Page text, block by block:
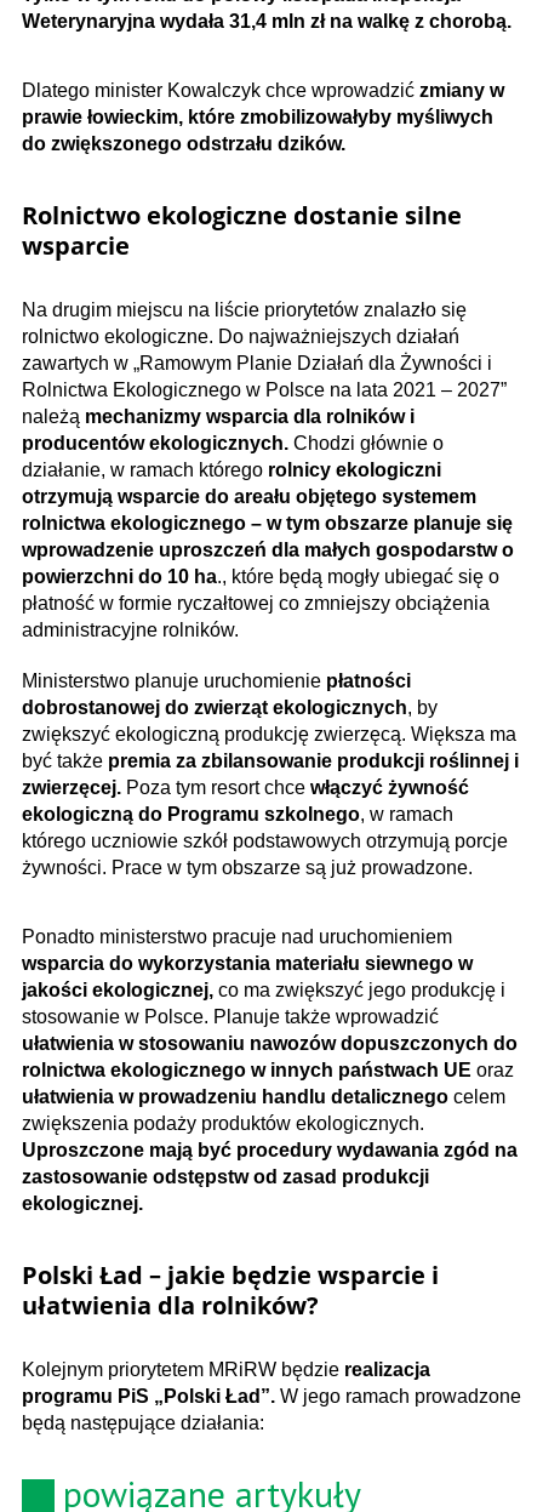
Weterynaryjna wydała 31,4 mln zł na walkę z chorobą.
Dlatego minister Kowalczyk chce wprowadzić zmiany w
prawie łowieckim, które zmobilizowałyby myśliwych
do zwiększonego odstrzału dzików.
Rolnictwo ekologiczne dostanie silne
wsparcie
Na drugim miejscu na liście priorytetów znalazło się
rolnictwo ekologiczne. Do najważniejszych działań
zawartych w „Ramowym Planie Działań dla Żywności i
Rolnictwa Ekologicznego w Polsce na lata 2021 – 2027”
należą mechanizmy wsparcia dla rolników i
producentów ekologicznych. Chodzi głównie o
działanie, w ramach którego rolnicy ekologiczni
otrzymują wsparcie do areału objętego systemem
rolnictwa ekologicznego – w tym obszarze planuje się
wprowadzenie uproszczeń dla małych gospodarstw o
powierzchni do 10 ha., które będą mogły ubiegać się o
płatność w formie ryczałtowej co zmniejszy obciążenia
administracyjne rolników.
Ministerstwo planuje uruchomienie płatności
dobrostanowej do zwierząt ekologicznych, by
zwiększyć ekologiczną produkcję zwierzęcą. Większa ma
być także premia za zbilansowanie produkcji roślinnej i
zwierzęcej. Poza tym resort chce włączyć żywność
ekologiczną do Programu szkolnego, w ramach
którego uczniowie szkół podstawowych otrzymują porcje
żywności. Prace w tym obszarze są już prowadzone.
Ponadto ministerstwo pracuje nad uruchomieniem
wsparcia do wykorzystania materiału siewnego w
jakości ekologicznej, co ma zwiększyć jego produkcję i
stosowanie w Polsce. Planuje także wprowadzić
ułatwienia w stosowaniu nawozów dopuszczonych do
rolnictwa ekologicznego w innych państwach UE oraz
ułatwienia w prowadzeniu handlu detalicznego celem
zwiększenia podaży produktów ekologicznych.
Uproszczone mają być procedury wydawania zgód na
zastosowanie odstępstw od zasad produkcji
ekologicznej.
Polski Ład – jakie będzie wsparcie i
ułatwienia dla rolników?
Kolejnym priorytetem MRiRW będzie realizacja
programu PiS „Polski Ład”. W jego ramach prowadzone
będą następujące działania:
powiązane artykuły